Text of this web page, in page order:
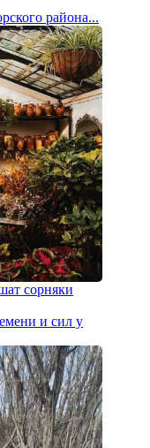
района...
сорняки
и сил у